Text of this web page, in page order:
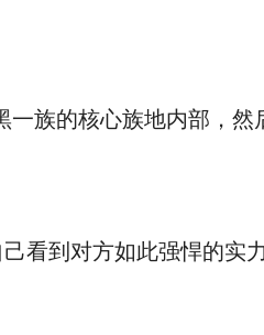
族的核心族地内部，然
到对方如此强悍的实力